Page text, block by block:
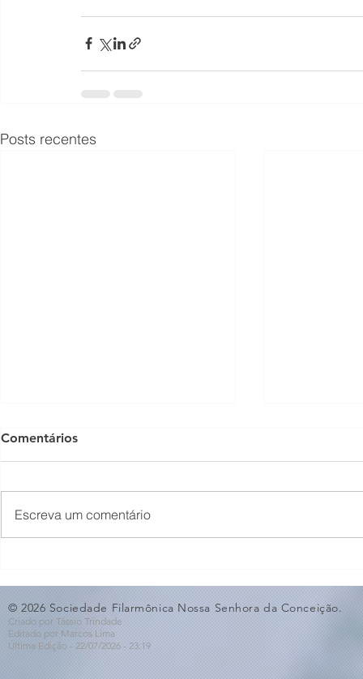
Posts recentes
🎵🎶
ao Dia dos
Comentários
Escreva um comentário
© 2026 Sociedade Filarmônica Nossa Senhora da Conceição.
Criado por Tássio Trindade
Editado por Marcos Lima
Última Edição - 22/07/2026 - 23:19